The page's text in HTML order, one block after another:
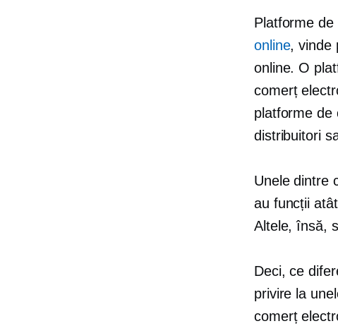
Platforme
online, vinde
online. O
comerț
platforme de
distribuitori
Unele dintre
au funcții
Altele, însă,
Deci, ce
privire la
comerț